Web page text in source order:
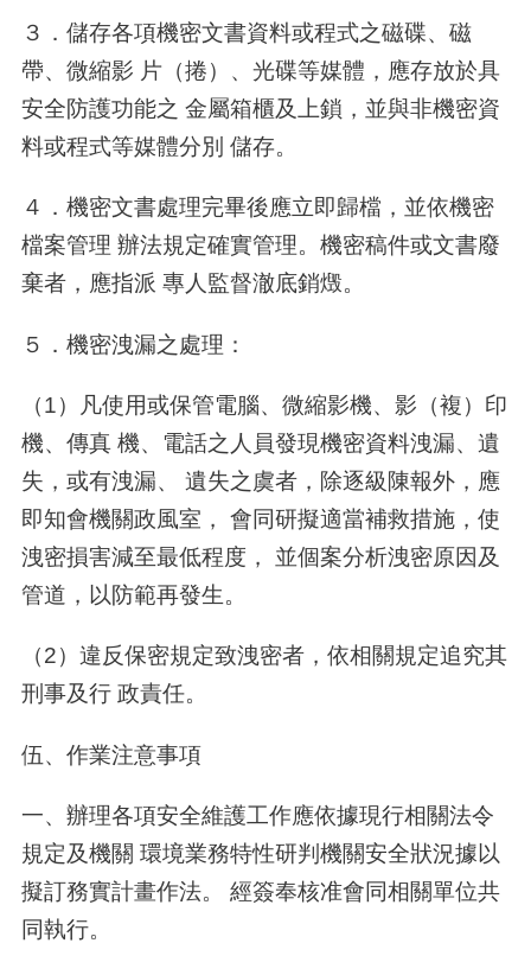
３．儲存各項機密文書資料或程式之磁碟、磁
帶、微縮影 片（捲）、光碟等媒體，應存放於具
安全防護功能之 金屬箱櫃及上鎖，並與非機密資
料或程式等媒體分別 儲存。
４．機密文書處理完畢後應立即歸檔，並依機密
檔案管理 辦法規定確實管理。機密稿件或文書廢
棄者，應指派 專人監督澈底銷燬。
５．機密洩漏之處理：
（1）凡使用或保管電腦、微縮影機、影（複）印
機、傳真 機、電話之人員發現機密資料洩漏、遺
失，或有洩漏、 遺失之虞者，除逐級陳報外，應
即知會機關政風室， 會同研擬適當補救措施，使
洩密損害減至最低程度， 並個案分析洩密原因及
管道，以防範再發生。
（2）違反保密規定致洩密者，依相關規定追究其
刑事及行 政責任。
伍、作業注意事項
一、辦理各項安全維護工作應依據現行相關法令
規定及機關 環境業務特性研判機關安全狀況據以
擬訂務實計畫作法。 經簽奉核准會同相關單位共
同執行。